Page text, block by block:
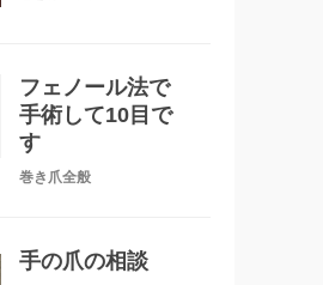
フェノール法で
手術して10目で
す
巻き爪全般
手の爪の相談